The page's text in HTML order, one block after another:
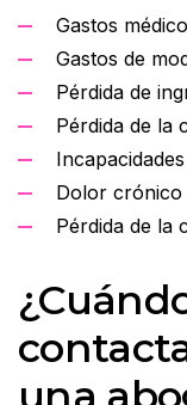
Gastos
Gastos de
Pérdida de
Pérdida de la
Dolor crónico
Pérdida de la